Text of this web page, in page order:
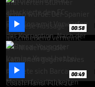
 00:58
 00:49